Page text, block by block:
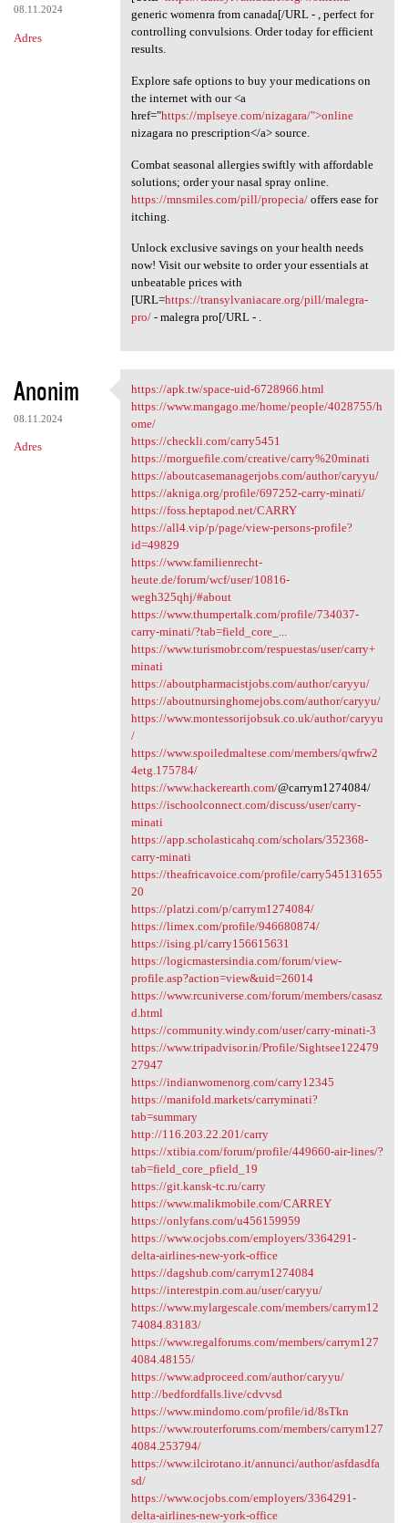
08.11.2024
Adres
generic womenra from canada[/URL - , perfect for
controlling convulsions. Order today for efficient
results.
Explore safe options to buy your medications on
the internet with our <a
href="https://mplseye.com/nizagara/">online
nizagara no prescription</a> source.
Combat seasonal allergies swiftly with affordable
solutions; order your nasal spray online.
https://mnsmiles.com/pill/propecia/offers ease for
itching.
Unlock exclusive savings on your health needs
now! Visit our website to order your essentials at
unbeatable prices with
[URL=https://transylvaniacare.org/pill/malegra-
pro/- malegra pro[/URL - .
Anonim
08.11.2024
Adres
https://apk.tw/space-uid
https://apk.tw/space-uid-6728966.html
https://www.mangago.me/home/people/4028755/h
ome/
https://checkli.com/carry5451
https://morguefile.com/creative/carry%20minati
https://aboutcasemanagerjobs.com/author/caryyu/
https://akniga.org/profile/697252-carry-minati/
https://foss.heptapod.net/CARRY
https://all4.vip/p/page/view-persons-profile?
id=49829
https://www.familienrecht-
heute.de/forum/wcf/user/10816-
wegh325qhj/#about
https://www.thumpertalk.com/profile/734037-
carry-minati/?tab=field_core_...
https://www.turismobr.com/respuestas/user/carry+
minati
https://aboutpharmacistjobs.com/author/caryyu/
https://aboutnursinghomejobs.com/author/caryyu/
https://www.montessorijobsuk.co.uk/author/caryyu
/
https://www.spoiledmaltese.com/members/qwfrw2
4etg.175784/
https://www.hackerearth.com/@carrym1274084/
https://ischoolconnect.com/discuss/user/carry-
minati
https://app.scholasticahq.com/scholars/352368-
carry-minati
https://theafricavoice.com/profile/carry545131655
20
https://platzi.com/p/carrym1274084/
https://limex.com/profile/946680874/
https://ising.pl/carry156615631
https://logicmastersindia.com/forum/view-
profile.asp?action=view&uid=26014
https://www.rcuniverse.com/forum/members/casasz
d.html
https://community.windy.com/user/carry-minati-3
https://www.tripadvisor.in/Profile/Sightsee122479
27947
https://indianwomenorg.com/carry12345
https://manifold.markets/carryminati?
tab=summary
http://116.203.22.201/carry
https://xtibia.com/forum/profile/449660-air-lines/?
tab=field_core_pfield_19
https://git.kansk-tc.ru/carry
https://www.malikmobile.com/CARREY
https://onlyfans.com/u456159959
https://www.ocjobs.com/employers/3364291-
delta-airlines-new-york-office
https://dagshub.com/carrym1274084
https://interestpin.com.au/user/caryyu/
https://www.mylargescale.com/members/carrym12
74084.83183/
https://www.regalforums.com/members/carrym127
4084.48155/
https://www.adproceed.com/author/caryyu/
http://bedfordfalls.live/cdvvsd
https://www.mindomo.com/profile/id/8sTkn
https://www.routerforums.com/members/carrym127
4084.253794/
https://www.ilcirotano.it/annunci/author/asfdasdfa
sd/
https://www.ocjobs.com/employers/3364291-
delta-airlines-new-york-office